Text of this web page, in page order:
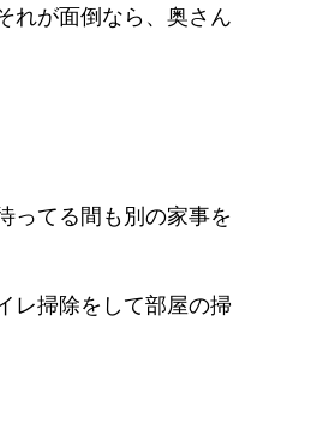
れが面倒なら、奥さん
ってる間も別の家事を
レ掃除をして部屋の掃